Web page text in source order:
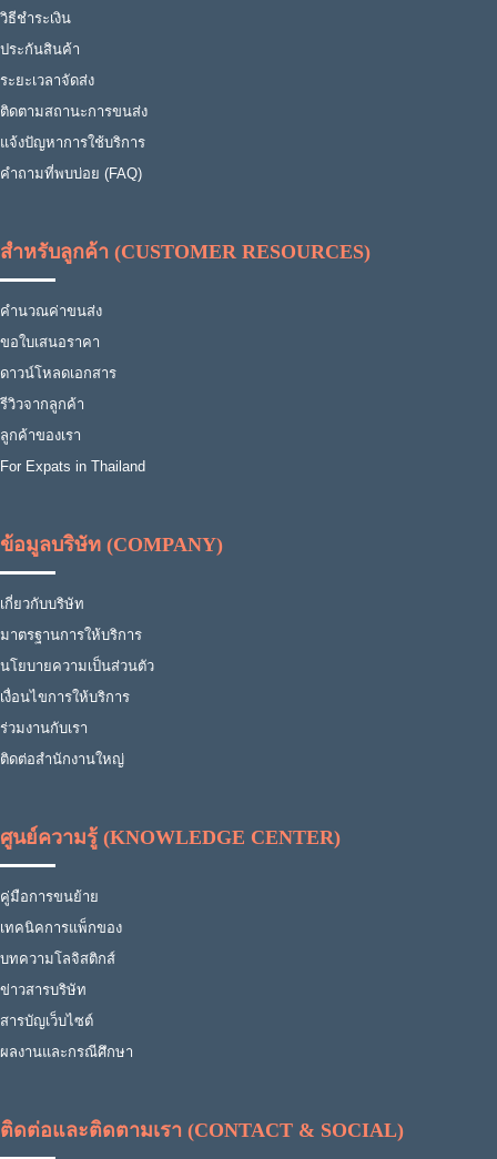
วิธีชำระเงิน
ประกันสินค้า
ระยะเวลาจัดส่ง
ติดตามสถานะการขนส่ง
แจ้งปัญหาการใช้บริการ
คำถามที่พบบ่อย (FAQ)
สำหรับลูกค้า (CUSTOMER RESOURCES)
คำนวณค่าขนส่ง
ขอใบเสนอราคา
ดาวน์โหลดเอกสาร
รีวิวจากลูกค้า
ลูกค้าของเรา
For Expats in Thailand
ข้อมูลบริษัท (COMPANY)
เกี่ยวกับบริษัท
มาตรฐานการให้บริการ
นโยบายความเป็นส่วนตัว
เงื่อนไขการให้บริการ
ร่วมงานกับเรา
ติดต่อสำนักงานใหญ่
ศูนย์ความรู้ (KNOWLEDGE CENTER)
คู่มือการขนย้าย
เทคนิคการแพ็กของ
บทความโลจิสติกส์
ข่าวสารบริษัท
สารบัญเว็บไซต์
ผลงานและกรณีศึกษา
ติดต่อและติดตามเรา (CONTACT & SOCIAL)